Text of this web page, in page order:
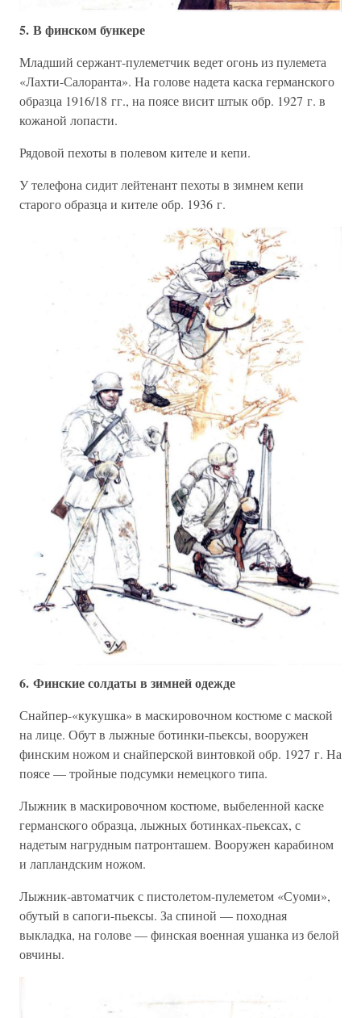
5. В финском бункере
Младший сержант-пулеметчик ведет огонь из пулемета
«Лахти-Салоранта». На голове надета каска германского
образца 1916/18 гг., на поясе висит штык обр. 1927 г. в
кожаной лопасти.
Рядовой пехоты в полевом кителе и кепи.
У телефона сидит лейтенант пехоты в зимнем кепи
старого образца и кителе обр. 1936 г.
6. Финские солдаты в зимней одежде
Снайпер-«кукушка» в маскировочном костюме с маской
на лице. Обут в лыжные ботинки-пьексы, вооружен
финским ножом и снайперской винтовкой обр. 1927 г. На
поясе — тройные подсумки немецкого типа.
Лыжник в маскировочном костюме, выбеленной каске
германского образца, лыжных ботинках-пьексах, с
надетым нагрудным патронташем. Вооружен карабином
и лапландским ножом.
Лыжник-автоматчик с пистолетом-пулеметом «Суоми»,
обутый в сапоги-пьексы. За спиной — походная
выкладка, на голове — финская военная ушанка из белой
овчины.